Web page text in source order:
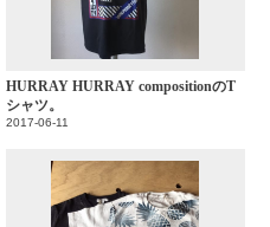
HURRAY HURRAY compositionのT
シャツ。
2017-06-11